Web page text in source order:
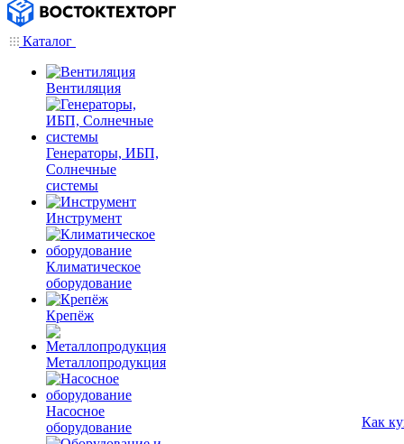
Каталог
Вентиляция
Генераторы, ИБП,
Солнечные
системы
Инструмент
Климатическое
оборудование
Крепёж
Металлопродукция
Насосное
оборудование
Как